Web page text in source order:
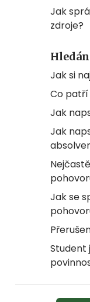
Jak
zdroje?
Jak si
Co patří
Jak
Jak
Jak se
Student